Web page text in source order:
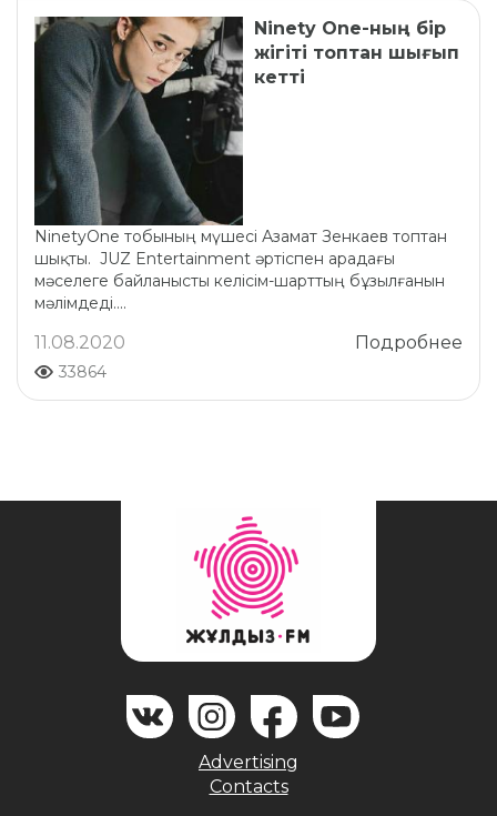
Ninety One-ның бір
жігіті топтан шығып
кетті
NinetyOne тобының мүшесі Азамат Зенкаев топтан
шықты. JUZ Entertainment әртіспен арадағы
мәселеге байланысты келісім-шарттың бұзылғанын
мәлімдеді....
Подробнее
11.08.2020
33864
Advertising
Contacts